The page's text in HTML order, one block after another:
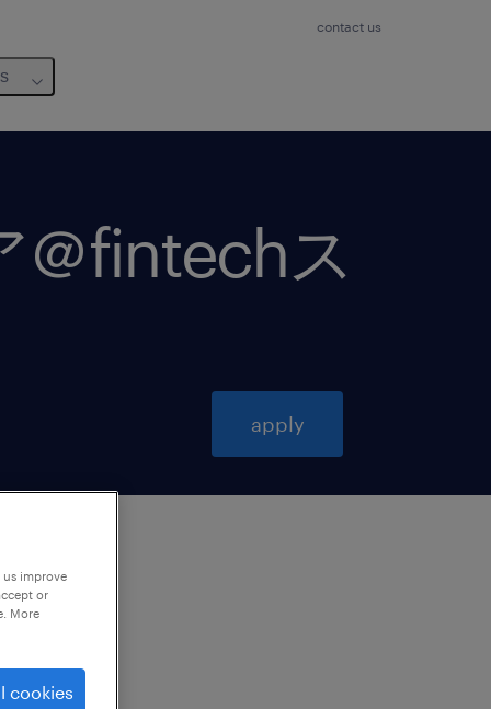
contact us
＠fintechス
apply
improve
or
More
cookies